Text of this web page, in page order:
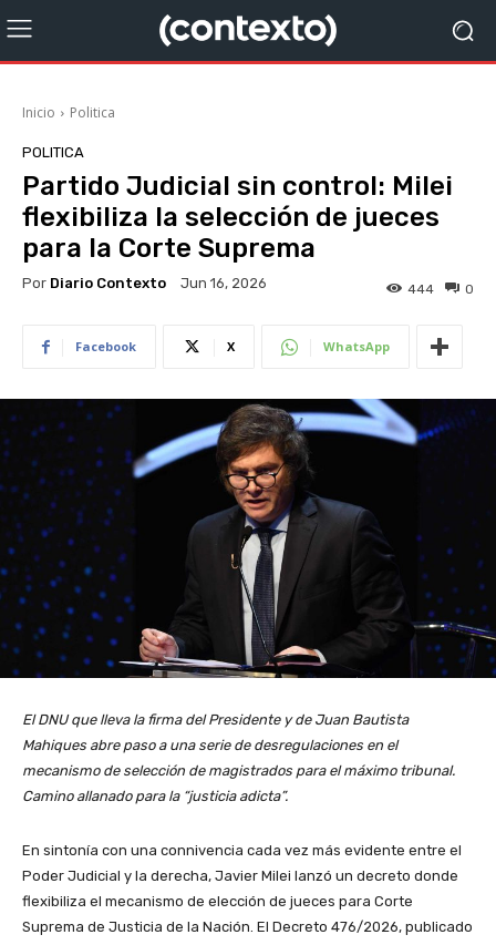
Inicio Politica
POLITICA
Partido Judicial sin control: Milei
flexibiliza la selección de jueces
para la Corte Suprema
Por Diario Contexto Jun 16, 2026 0
444
Facebook X WhatsApp
El DNU que lleva la firma del Presidente y de Juan Bautista
Mahiques abre paso a una serie de desregulaciones en el
mecanismo de selección de magistrados para el máximo tribunal.
Camino allanado para la “justicia adicta”.
En sintonía con una connivencia cada vez más evidente entre el
Poder Judicial y la derecha, Javier Milei lanzó un decreto donde
flexibiliza el mecanismo de elección de jueces para Corte
Suprema de Justicia de la Nación. El Decreto 476/2026, publicado